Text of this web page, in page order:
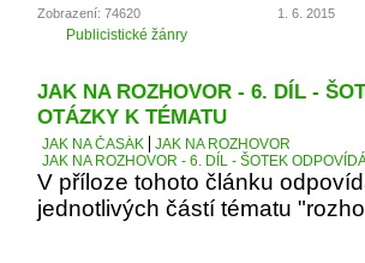
Zobrazení: 74620 1. 6. 2015
Publicistické žánry
JAK NA ROZHOVOR - 6. DÍL -
OTÁZKY K TÉMATU
JAK NA ČASÁK
JAK NA ROZHOVOR
JAK NA ROZHOVOR - 6. DÍL - ŠOTEK
V příloze tohoto článku
jednotlivých částí tématu